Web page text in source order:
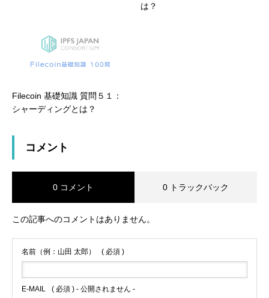
は？
Filecoin 基礎知識 質問５１：
シャーディングとは？
コメント
0 コメント 0 トラックバック
この記事へのコメントはありません。
名前（例：山田 太郎） ( 必須 )
E-MAIL ( 必須 ) - 公開されません -